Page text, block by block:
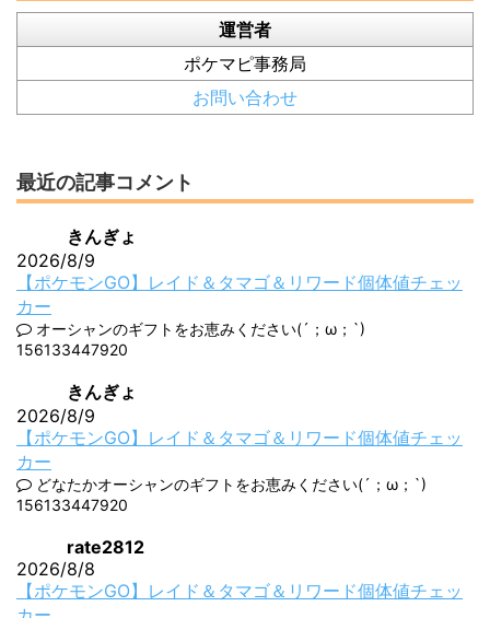
運営者
ポケマピ事務局
お問い合わせ
最近の記事コメント
きんぎょ
2026/8/9
【ポケモンGO】レイド＆タマゴ＆リワード個体値チェッ
カー
オーシャンのギフトをお恵みください(´；ω；`)
156133447920
きんぎょ
2026/8/9
【ポケモンGO】レイド＆タマゴ＆リワード個体値チェッ
カー
どなたかオーシャンのギフトをお恵みください(´；ω；`)
156133447920
rate2812
2026/8/8
【ポケモンGO】レイド＆タマゴ＆リワード個体値チェッ